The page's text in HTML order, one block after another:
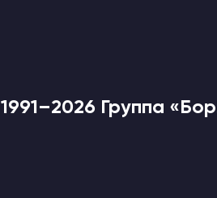
1991–2026 Группа